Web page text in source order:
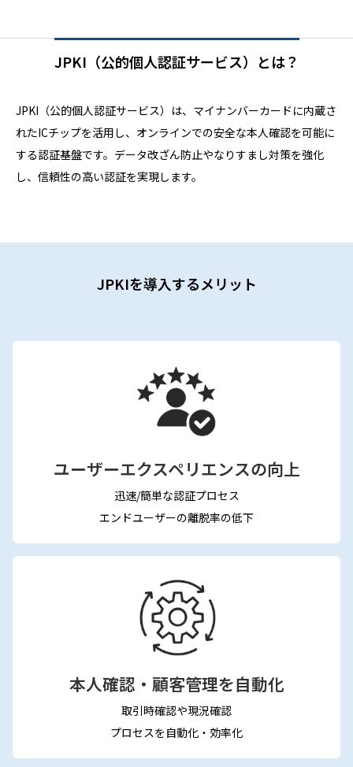
JPKI（公的個人認証サービス）とは？
JPKI（公的個人認証サービス）は、マイナンバーカードに内蔵さ
れたICチップを活用し、オンラインでの安全な本人確認を可能に
する認証基盤です。データ改ざん防止やなりすまし対策を強化
し、信頼性の高い認証を実現します。
JPKIを導入するメリット
ユーザーエクスペリエンスの向上
迅速/簡単な認証プロセス
エンドユーザーの離脱率の低下
本人確認・顧客管理を自動化
取引時確認や現況確認
プロセスを自動化・効率化